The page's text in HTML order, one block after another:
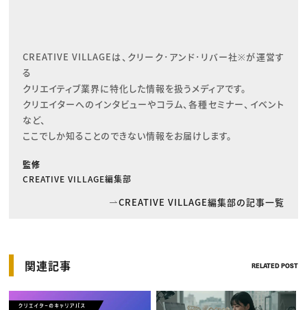
CREATIVE VILLAGEは、クリーク･アンド･リバー社※が運営す
る
クリエイティブ業界に特化した情報を扱うメディアです。
クリエイターへのインタビューやコラム、各種セミナー、イベント
など、
ここでしか知ることのできない情報をお届けします。
監修
CREATIVE VILLAGE編集部
CREATIVE VILLAGE編集部の記事一覧
関連記事 RELATED POST